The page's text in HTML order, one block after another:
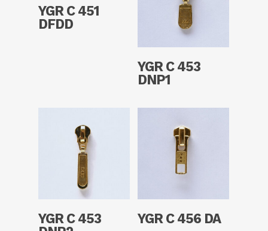
Read More
YGR C 451
DFDD
Read More
YGR C 453
DNP1
Read More
YGR C 453
Read More
YGR C 456 DA